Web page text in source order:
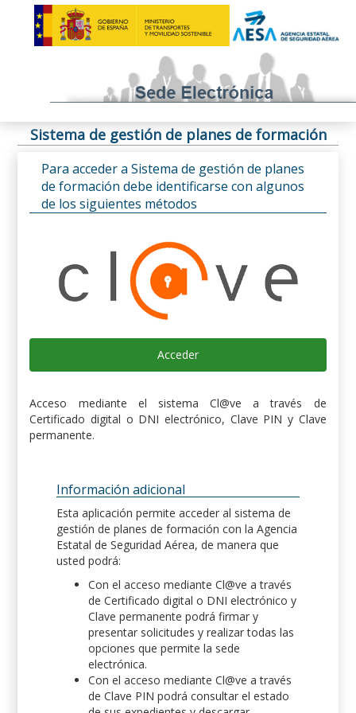
Sistema de gestión de planes de formación
Para acceder a Sistema de gestión de planes
de formación debe identificarse con algunos
de los siguientes métodos
Acceder
Acceso mediante el sistema Cl@ve a través de
Certificado digital o DNI electrónico, Clave PIN y Clave
permanente.
Información adicional
Esta aplicación permite acceder al sistema de
gestión de planes de formación con la Agencia
Estatal de Seguridad Aérea, de manera que
usted podrá:
Con el acceso mediante Cl@ve a través
de Certificado digital o DNI electrónico y
Clave permanente podrá firmar y
presentar solicitudes y realizar todas las
opciones que permite la sede
electrónica.
Con el acceso mediante Cl@ve a través
de Clave PIN podrá consultar el estado